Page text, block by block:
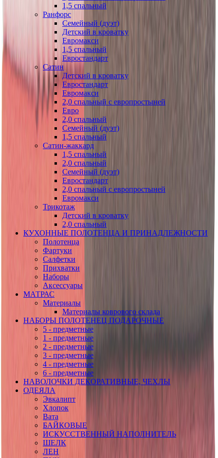
1,5 спальный
Ранфорс
Семейный (дуэт)
Детский в кроватку
Евромакси
1,5 спальный
Евростандарт
Сатин
Детский в кроватку
Евростандарт
Евромакси
2,0 спальный с европростыней
Евро
2,0 спальный
Семейный (дуэт)
1,5 спальный
Сатин-жаккард
1,5 спальный
2,0 спальный
Семейный (дуэт)
Евростандарт
2,0 спальный с европростыней
Евромакси
Трикотаж
Детский в кроватку
2,0 спальный
КУХОННЫЕ ПОЛОТЕНЦА И ПРИНАДЛЕЖНОСТИ
Полотенца
Фартуки
Салфетки
Прихватки
Наборы
Аксессуары
МАТРАС
Материалы
Материалы коврового склада
НАБОРЫ ПОЛОТЕНЕЦ ПОДАРОЧНЫЕ
5 - предметные
1 - предметные
2 - предметные
3 - предметные
4 - предметные
6 - предметные
НАВОЛОЧКИ ДЕКОРАТИВНЫЕ, ЧЕХЛЫ
ОДЕЯЛА
Эвкалипт
Хлопок
Вата
БАЙКОВЫЕ
ИСКУССТВЕННЫЙ НАПОЛНИТЕЛЬ
ШЕЛК
ЛЕН